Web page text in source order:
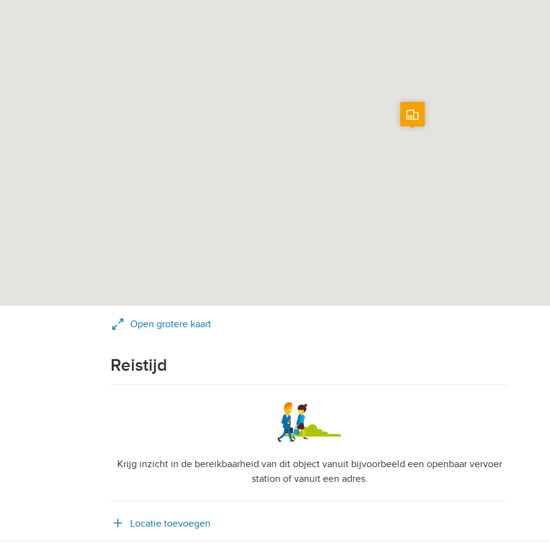
Open grotere kaart
Reistijd
Krijg inzicht in de bereikbaarheid van dit object vanuit bijvoorbeeld een openbaar vervoer
station of vanuit een adres.
Locatie toevoegen